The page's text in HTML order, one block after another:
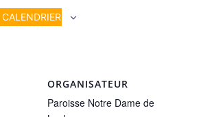
ORGANISATEUR
Paroisse Notre Dame de